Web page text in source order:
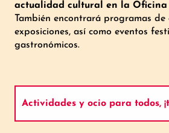
actualidad cultural en la Oficina
También encontrará programas de
exposiciones, así como eventos
gastronómicos.
Actividades y ocio para todos,